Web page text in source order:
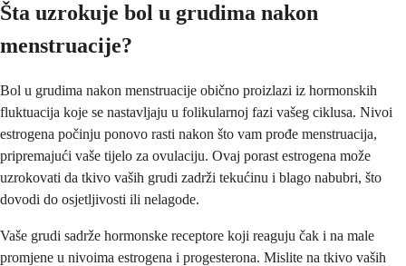
Šta uzrokuje bol u grudima nakon
menstruacije?
Bol u grudima nakon menstruacije obično proizlazi iz hormonskih
fluktuacija koje se nastavljaju u folikularnoj fazi vašeg ciklusa. Nivoi
estrogena počinju ponovo rasti nakon što vam prođe menstruacija,
pripremajući vaše tijelo za ovulaciju. Ovaj porast estrogena može
uzrokovati da tkivo vaših grudi zadrži tekućinu i blago nabubri, što
dovodi do osjetljivosti ili nelagode.
Vaše grudi sadrže hormonske receptore koji reaguju čak i na male
promjene u nivoima estrogena i progesterona. Mislite na tkivo vaših